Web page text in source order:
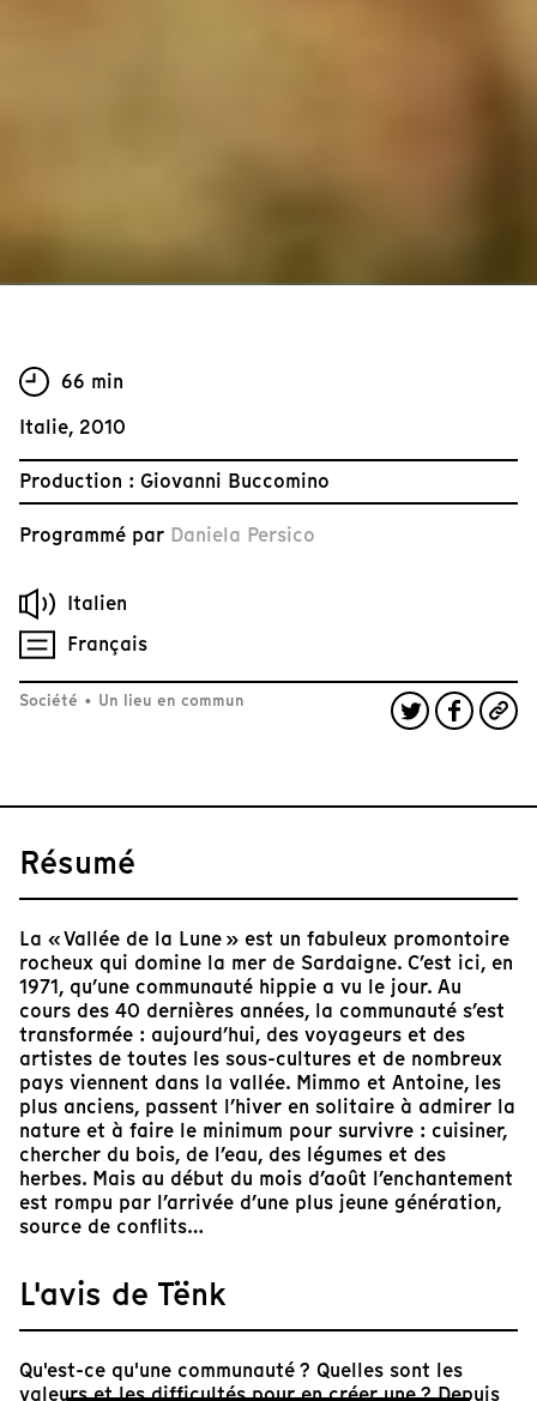
66 min
Italie, 2010
Production : Giovanni Buccomino
Programmé par Daniela Persico
Italien
Français
Société • Un lieu en commun
Résumé
La « Vallée de la Lune » est un fabuleux promontoire
rocheux qui domine la mer de Sardaigne. C’est ici, en
1971, qu’une communauté hippie a vu le jour. Au
cours des 40 dernières années, la communauté s’est
transformée : aujourd’hui, des voyageurs et des
artistes de toutes les sous-cultures et de nombreux
pays viennent dans la vallée. Mimmo et Antoine, les
plus anciens, passent l’hiver en solitaire à admirer la
nature et à faire le minimum pour survivre : cuisiner,
chercher du bois, de l’eau, des légumes et des
herbes. Mais au début du mois d’août l’enchantement
est rompu par l’arrivée d’une plus jeune génération,
source de conflits…
L'avis de Tënk
Qu'est-ce qu'une communauté ? Quelles sont les
valeurs et les difficultés pour en créer une ? Depuis